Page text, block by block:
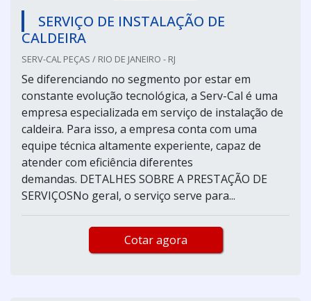
SERVIÇO DE INSTALAÇÃO DE
CALDEIRA
SERV-CAL PEÇAS / RIO DE JANEIRO - RJ
Se diferenciando no segmento por estar em
constante evolução tecnológica, a Serv-Cal é uma
empresa especializada em serviço de instalação de
caldeira. Para isso, a empresa conta com uma
equipe técnica altamente experiente, capaz de
atender com eficiência diferentes
demandas. DETALHES SOBRE A PRESTAÇÃO DE
SERVIÇOSNo geral, o serviço serve para...
Cotar agora